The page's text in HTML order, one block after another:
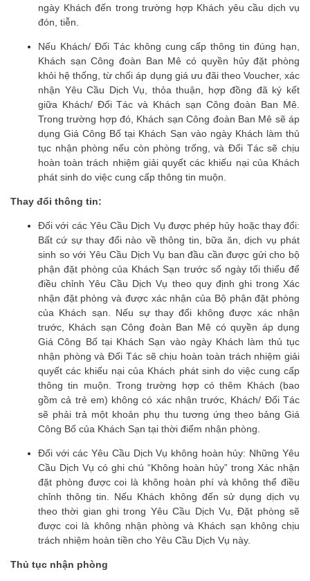
ngày Khách đến trong trường hợp Khách yêu cầu dịch vụ
đón, tiễn.
Nếu Khách/ Đối Tác không cung cấp thông tin đúng hạn,
Khách sạn Công đoàn Ban Mê có quyền hủy đặt phòng
khỏi hệ thống, từ chối áp dụng giá ưu đãi theo Voucher, xác
nhận Yêu Cầu Dịch Vụ, thỏa thuận, hợp đồng đã ký kết
giữa Khách/ Đối Tác và Khách sạn Công đoàn Ban Mê.
Trong trường hợp đó, Khách sạn Công đoàn Ban Mê sẽ áp
dụng Giá Công Bố tại Khách Sạn vào ngày Khách làm thủ
tục nhận phòng nếu còn phòng trống, và Đối Tác sẽ chịu
hoàn toàn trách nhiệm giải quyết các khiếu nại của Khách
phát sinh do việc cung cấp thông tin muộn.
Thay đổi thông tin:
Đối với các Yêu Cầu Dịch Vụ được phép hủy hoặc thay đổi:
Bất cứ sự thay đổi nào về thông tin, bữa ăn, dịch vụ phát
sinh so với Yêu Cầu Dịch Vụ ban đầu cần được gửi cho bộ
phận đặt phòng của Khách Sạn trước số ngày tối thiểu để
điều chỉnh Yêu Cầu Dịch Vụ theo quy định ghi trong Xác
nhận đặt phòng và được xác nhận của Bộ phận đặt phòng
của Khách sạn. Nếu sự thay đổi không được xác nhận
trước, Khách sạn Công đoàn Ban Mê có quyền áp dụng
Giá Công Bố tại Khách Sạn vào ngày Khách làm thủ tục
nhận phòng và Đối Tác sẽ chịu hoàn toàn trách nhiệm giải
quyết các khiếu nại của Khách phát sinh do việc cung cấp
thông tin muộn. Trong trường hợp có thêm Khách (bao
gồm cả trẻ em) không có xác nhận trước, Khách/ Đối Tác
sẽ phải trả một khoản phụ thu tương ứng theo bảng Giá
Công Bố của Khách Sạn tại thời điểm nhận phòng.
Đối với các Yêu Cầu Dịch Vụ không hoàn hủy: Những Yêu
Cầu Dịch Vụ có ghi chú “Không hoàn hủy” trong Xác nhận
đặt phòng được coi là không hoàn phí và không thể điều
chỉnh thông tin. Nếu Khách không đến sử dụng dịch vụ
theo thời gian ghi trong Yêu Cầu Dịch Vụ, Đặt phòng sẽ
được coi là không nhận phòng và Khách sạn không chịu
trách nhiệm hoàn tiền cho Yêu Cầu Dịch Vụ này.
Thủ tục nhận phòng